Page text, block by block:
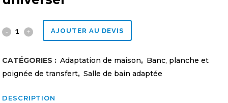
Banc
transfert
AJOUTER AU DEVIS
CATÉGORIES : Adaptation de maison, Banc, planche et
poignée de transfert, Salle de bain adaptée
DESCRIPTION